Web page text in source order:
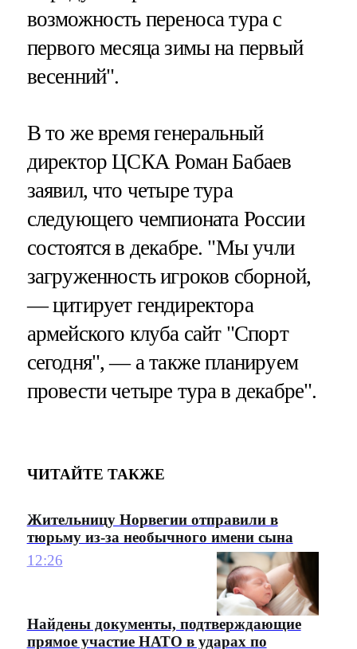
возможность переноса тура с
первого месяца зимы на первый
весенний".
В то же время генеральный
директор ЦСКА Роман Бабаев
заявил, что четыре тура
следующего чемпионата России
состоятся в декабре. "Мы учли
загруженность игроков сборной,
— цитирует гендиректора
армейского клуба сайт "Спорт
сегодня", — а также планируем
провести четыре тура в декабре".
ЧИТАЙТЕ ТАКЖЕ
Жительницу Норвегии отправили в
тюрьму из-за необычного имени сына
12:26
Найдены документы, подтверждающие
прямое участие НАТО в ударах по